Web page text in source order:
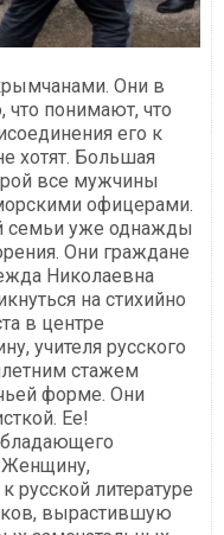
Они в
что понимают, что
его к
хотят. Большая
все мужчины
офицерами.
семьи уже однажды
Они граждане
Николаевна
на стихийно
в центре
учителя русского
стажем
форме. Они
Ее!
Женщину,
литературе
вырастившую